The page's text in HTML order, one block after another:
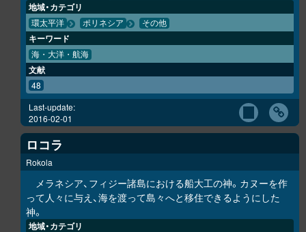
地域・カテゴリ
環太平洋 ポリネシア その他
キーワード
海・大洋・航海
文献
48
Last-update:
2016-02-01
ロコラ
Rokola
メラネシア、フィジー諸島における船大工の神。カヌーを作
って人々に与え、海を渡って島々へと移住できるようにした
神。
地域・カテゴリ